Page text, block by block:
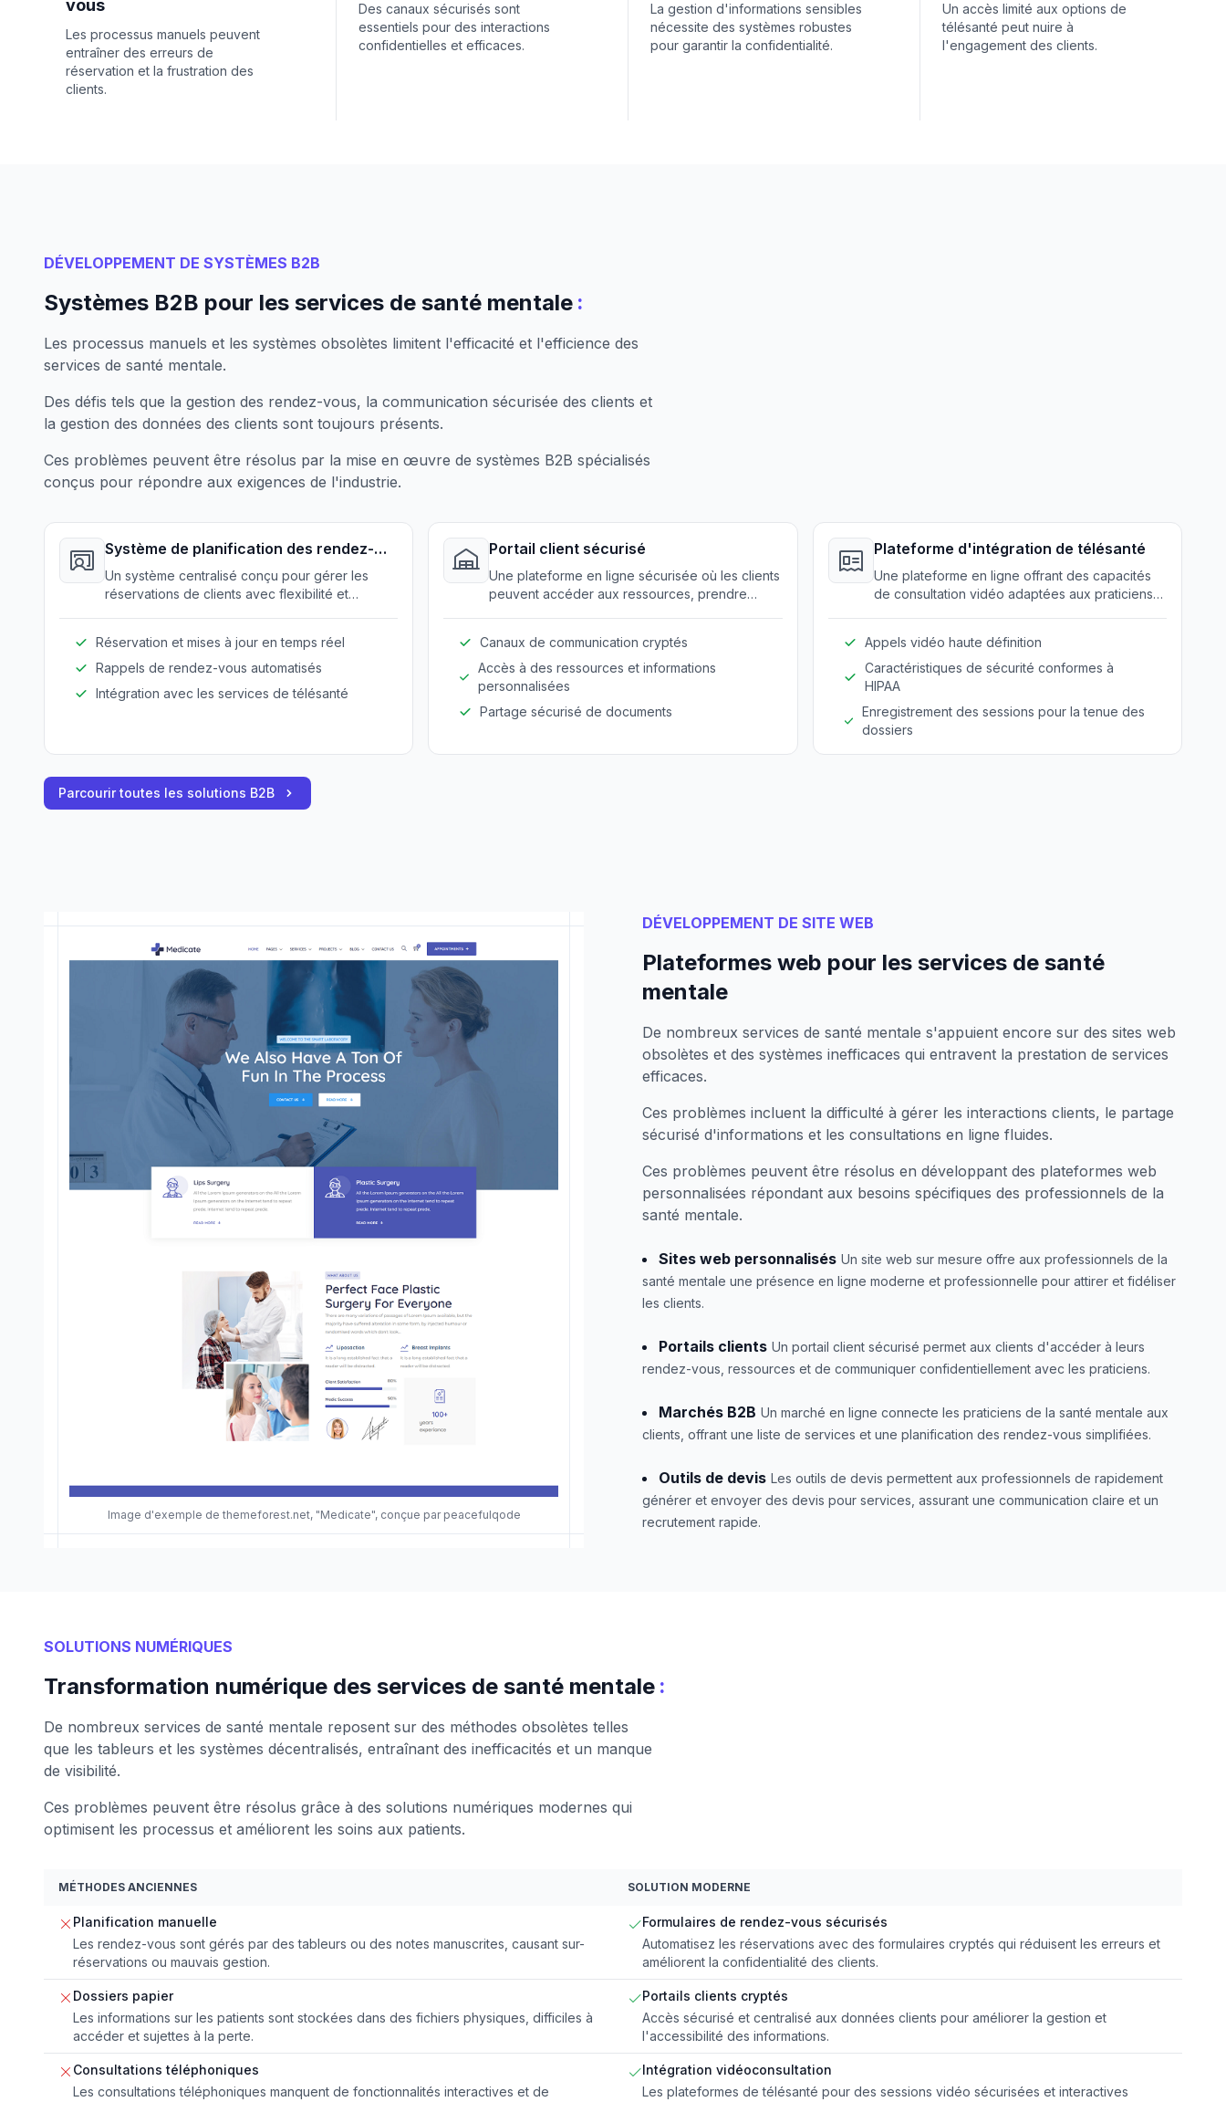
vous
Les processus manuels peuvent
entraîner des erreurs de
réservation et la frustration des
clients.
Des canaux sécurisés sont
essentiels pour des interactions
confidentielles et efficaces.
La gestion d'informations sensibles
nécessite des systèmes robustes
pour garantir la confidentialité.
Un accès limité aux options de
télésanté peut nuire à
l'engagement des clients.
DÉVELOPPEMENT DE SYSTÈMES B2B
Systèmes B2B pour les services de santé mentale :
Les processus manuels et les systèmes obsolètes limitent l'efficacité et l'efficience des
services de santé mentale.
Des défis tels que la gestion des rendez-vous, la communication sécurisée des clients et
la gestion des données des clients sont toujours présents.
Ces problèmes peuvent être résolus par la mise en œuvre de systèmes B2B spécialisés
conçus pour répondre aux exigences de l'industrie.
Système de planification des rendez-
vous
Un système centralisé conçu pour gérer les
réservations de clients avec flexibilité et
les conflits de planification.
Réservation et mises à jour en temps réel
Rappels de rendez-vous automatisés
Intégration avec les services de télésanté
Portail client sécurisé
Une plateforme en ligne sécurisée où les clients
peuvent accéder aux ressources, prendre
confidentialité.
Canaux de communication cryptés
Accès à des ressources et informations
personnalisées
Partage sécurisé de documents
Plateforme d'intégration de télésanté
Une plateforme en ligne offrant des capacités
de consultation vidéo adaptées aux praticiens
soins.
Appels vidéo haute définition
Caractéristiques de sécurité conformes à
HIPAA
Enregistrement des sessions pour la tenue des
dossiers
Parcourir toutes les solutions B2B
Image d'exemple de themeforest.net, "Medicate", conçue par peacefulqode
DÉVELOPPEMENT DE SITE WEB
Plateformes web pour les services de santé
mentale
De nombreux services de santé mentale s'appuient encore sur des sites web
obsolètes et des systèmes inefficaces qui entravent la prestation de services
efficaces.
Ces problèmes incluent la difficulté à gérer les interactions clients, le partage
sécurisé d'informations et les consultations en ligne fluides.
Ces problèmes peuvent être résolus en développant des plateformes web
personnalisées répondant aux besoins spécifiques des professionnels de la
santé mentale.
Sites web personnalisés Un site web sur mesure offre aux professionnels de la
santé mentale une présence en ligne moderne et professionnelle pour attirer et fidéliser
les clients.
Portails clients Un portail client sécurisé permet aux clients d'accéder à leurs
rendez-vous, ressources et de communiquer confidentiellement avec les praticiens.
Marchés B2B Un marché en ligne connecte les praticiens de la santé mentale aux
clients, offrant une liste de services et une planification des rendez-vous simplifiées.
Outils de devis Les outils de devis permettent aux professionnels de rapidement
générer et envoyer des devis pour services, assurant une communication claire et un
recrutement rapide.
SOLUTIONS NUMÉRIQUES
Transformation numérique des services de santé mentale :
De nombreux services de santé mentale reposent sur des méthodes obsolètes telles
que les tableurs et les systèmes décentralisés, entraînant des inefficacités et un manque
de visibilité.
Ces problèmes peuvent être résolus grâce à des solutions numériques modernes qui
optimisent les processus et améliorent les soins aux patients.
MÉTHODES ANCIENNES SOLUTION MODERNE
Planification manuelle
Les rendez-vous sont gérés par des tableurs ou des notes manuscrites, causant sur-
réservations ou mauvais gestion.
Formulaires de rendez-vous sécurisés
Automatisez les réservations avec des formulaires cryptés qui réduisent les erreurs et
améliorent la confidentialité des clients.
Dossiers papier
Les informations sur les patients sont stockées dans des fichiers physiques, difficiles à
accéder et sujettes à la perte.
Portails clients cryptés
Accès sécurisé et centralisé aux données clients pour améliorer la gestion et
l'accessibilité des informations.
Consultations téléphoniques
Les consultations téléphoniques manquent de fonctionnalités interactives et de
Intégration vidéoconsultation
Les plateformes de télésanté pour des sessions vidéo sécurisées et interactives